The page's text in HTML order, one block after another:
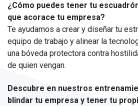
¿Cómo puedes tener tu
que acorace tu empresa?
Te ayudamos a crear y diseñar tu
equipo de trabajo y alinear la
una bóveda protectora contra
de quien vengan.
Descubre en nuestros
blindar tu empresa y tener tu